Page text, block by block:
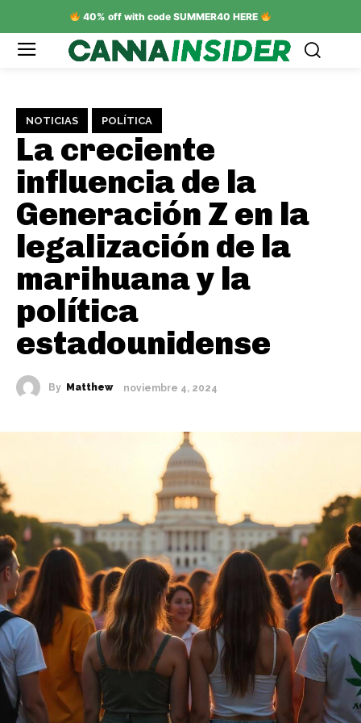
40% off with code SUMMER40 HERE
NOTICIAS POLÍTICA
La creciente
influencia de la
Generación Z en la
legalización de la
marihuana y la
política
estadounidense
By Matthew noviembre 4, 2024